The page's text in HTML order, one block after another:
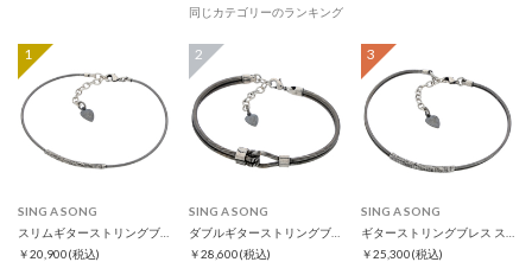
同じカテゴリーのランキング
1
SING A SONG
￥20,900(税込)
2
SING A SONG
￥28,600(税込)
3
SING A SONG
￥25,300(税込)